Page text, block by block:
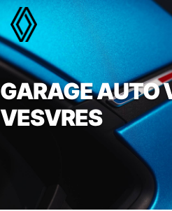
Panneau de gestion des cookies
GARAGE AUTO
VESVRES